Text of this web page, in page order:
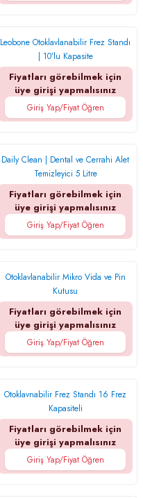
Leobone Otoklavlanabilir Frez Standı
| 10’lu Kapasite
Fiyatları görebilmek için
üye girişi yapmalısınız
Giriş Yap/Fiyat Öğren
Daily Clean | Dental ve Cerrahi Alet
Temizleyici 5 Litre
Fiyatları görebilmek için
üye girişi yapmalısınız
Giriş Yap/Fiyat Öğren
Otoklavlanabilir Mikro Vida ve Pin
Kutusu
Fiyatları görebilmek için
üye girişi yapmalısınız
Giriş Yap/Fiyat Öğren
Otoklavnabilir Frez Standı 16 Frez
Kapasiteli
Fiyatları görebilmek için
üye girişi yapmalısınız
Giriş Yap/Fiyat Öğren